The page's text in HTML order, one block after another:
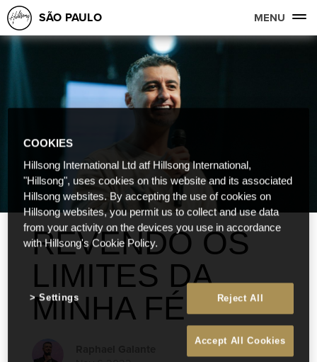
SÃO PAULO MENU
REVENDO OS
LIMITES DA
MINHA FÉ
COOKIES
Hillsong International Ltd atf Hillsong International,
"Hillsong", uses cookies on this website and its associated
Hillsong websites. By accepting the use of cookies on
Hillsong websites, you permit us to collect and use data
from your activity on the devices you use in accordance
with Hillsong's Cookie Policy.
Reject All
Accept All Cookies
Settings